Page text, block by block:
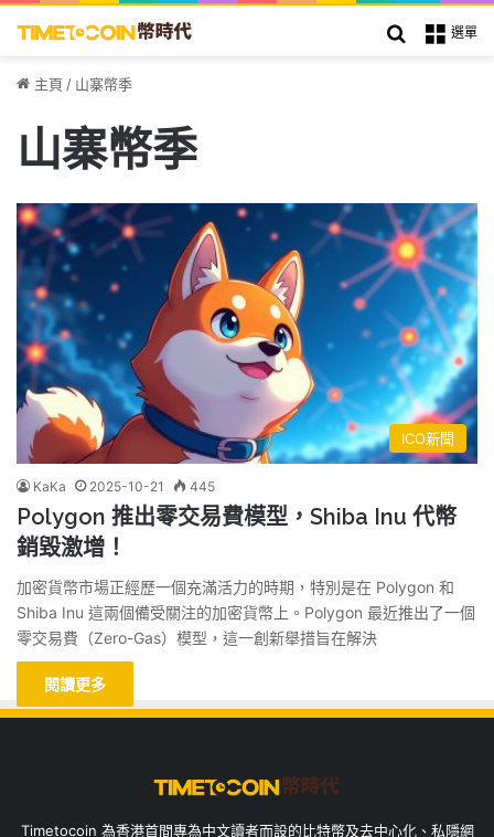
選單
搜索
主頁 / 山寨幣季
山寨幣季
ICO新聞
KaKa 2025-10-21 445
Polygon 推出零交易費模型，Shiba Inu 代幣
銷毀激增！
加密貨幣市場正經歷一個充滿活力的時期，特別是在 Polygon 和
Shiba Inu 這兩個備受關注的加密貨幣上。Polygon 最近推出了一個
零交易費（Zero-Gas）模型，這一創新舉措旨在解決
閱讀更多
Timetocoin 為香港首間專為中文讀者而設的比特幣及去中心化、私隱網